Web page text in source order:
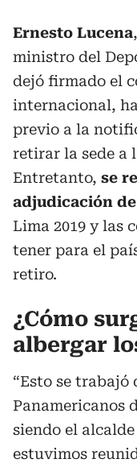
Ernesto Lucena
ministro del
dejó firmado el
internacional,
previo a la
retirar la sede a
Entretanto, se
adjudicación
Lima 2019 y las
tener para el
retiro.
¿Cómo
albergar
“Esto se trabajó
Panamericanos
siendo el
estuvimos